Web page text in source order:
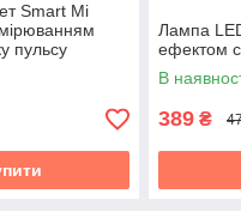
Smart Mi
пульсу
Лампа
ефектом
В
389 ₴